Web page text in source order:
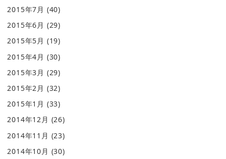
2015年7月 (40)
2015年6月 (29)
2015年5月 (19)
2015年4月 (30)
2015年3月 (29)
2015年2月 (32)
2015年1月 (33)
2014年12月 (26)
2014年11月 (23)
2014年10月 (30)